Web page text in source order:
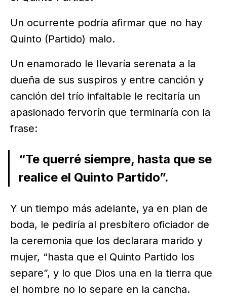
Un ocurrente podría afirmar que no hay
Quinto (Partido) malo.
Un enamorado le llevaría serenata a la
dueña de sus suspiros y entre canción y
canción del trío infaltable le recitaría un
apasionado fervorín que terminaría con la
frase:
“Te querré siempre, hasta que se
realice el Quinto Partido”.
Y un tiempo más adelante, ya en plan de
boda, le pediría al presbítero oficiador de
la ceremonia que los declarara marido y
mujer, “hasta que el Quinto Partido los
separe”, y lo que Dios una en la tierra que
el hombre no lo separe en la cancha.